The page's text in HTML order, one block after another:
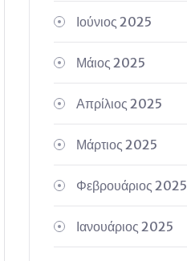
Ιούνιος 2025
Μάιος 2025
Απρίλιος 2025
Μάρτιος 2025
Φεβρουάριος 2025
Ιανουάριος 2025